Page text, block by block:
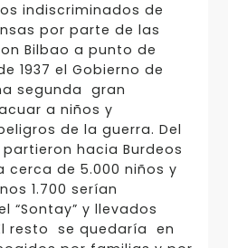
indiscriminados de
por parte de las
Bilbao a punto de
1937 el Gobierno de
segunda gran
a niños y
de la guerra. Del
hacia Burdeos
cerca de 5.000 niños y
1.700 serían
“Sontay” y llevados
resto se quedaría en